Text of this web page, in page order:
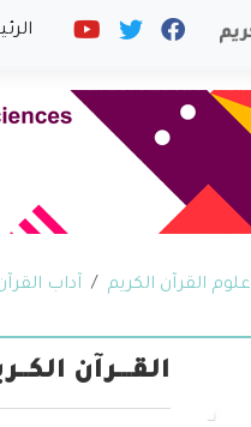
علوم القرآن الكريم آداب
القـــرآن